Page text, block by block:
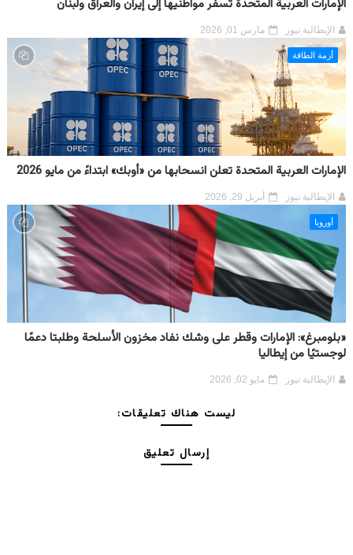
الإمارات العربية المتحدة تسفر مواطنيها إلى إيران والعراق ولبنان
الإيطالية نيوز مارس 01, 2026
أزمة الطاقة
الإمارات العربية المتحدة تعلن انسحابها من «أوبك» ابتداءً من مايو 2026
الإيطالية نيوز أبريل 29, 2026
أوروبا
«بلومبرغ»: الإمارات وقطر على وشك نفاد مخزون الأسلحة وطلبتا دعمًا
لوجستيًا من إيطاليا
الإيطالية نيوز مايو 02, 2026
ليست هناك تعليقات:
إرسال تعليق